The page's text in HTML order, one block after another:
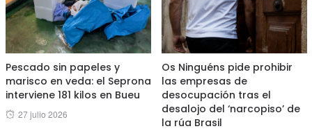
Pescado sin papeles y
marisco en veda: el Seprona
interviene 181 kilos en Bueu
Posted
27 julio 2026
Os Ninguéns pide prohibir
las empresas de
desocupación tras el
desalojo del ‘narcopiso’ de
la rúa Brasil